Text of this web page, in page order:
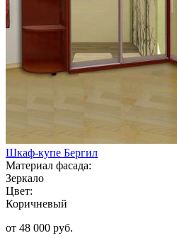
Шкаф-купе Бергил
Материал фасада:
Зеркало
Цвет:
Коричневый
от 48 000 руб.